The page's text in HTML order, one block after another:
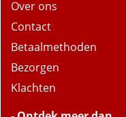
Over ons
Contact
Betaalmethoden
Bezorgen
Klachten